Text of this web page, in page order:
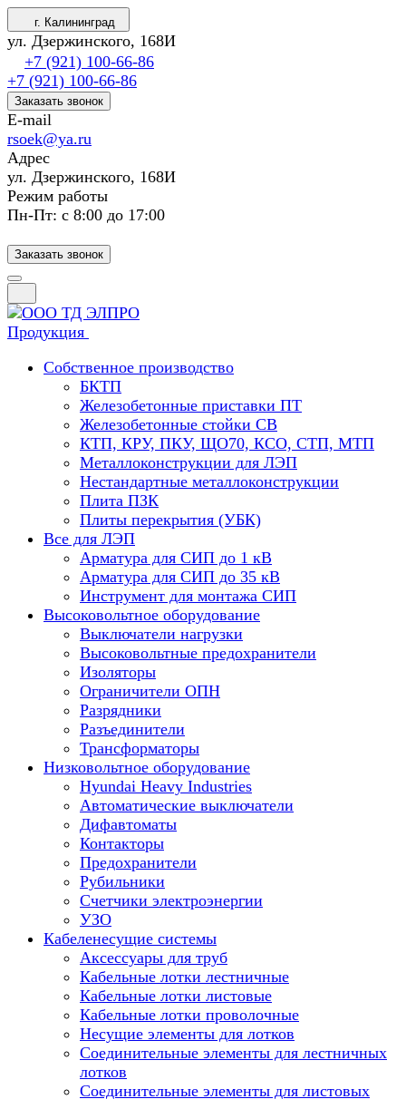
г. Калининград
ул. Дзержинского, 168И
+7 (921) 100-66-86
+7 (921) 100-66-86
Заказать звонок
E-mail
rsoek@ya.ru
Адрес
ул. Дзержинского, 168И
Режим работы
Пн-Пт: с 8:00 до 17:00
Заказать звонок
Продукция
Собственное производство
БКТП
Железобетонные приставки ПТ
Железобетонные стойки СВ
КТП, КРУ, ПКУ, ЩО70, КСО, СТП, МТП
Металлоконструкции для ЛЭП
Нестандартные металлоконструкции
Плита ПЗК
Плиты перекрытия (УБК)
Все для ЛЭП
Арматура для СИП до 1 кВ
Арматура для СИП до 35 кВ
Инструмент для монтажа СИП
Высоковольтное оборудование
Выключатели нагрузки
Высоковольтные предохранители
Изоляторы
Ограничители ОПН
Разрядники
Разъединители
Трансформаторы
Низковольтное оборудование
Hyundai Heavy Industries
Автоматические выключатели
Дифавтоматы
Контакторы
Предохранители
Рубильники
Счетчики электроэнергии
УЗО
Кабеленесущие системы
Аксессуары для труб
Кабельные лотки лестничные
Кабельные лотки листовые
Кабельные лотки проволочные
Несущие элементы для лотков
Соединительные элементы для лестничных
лотков
Соединительные элементы для листовых